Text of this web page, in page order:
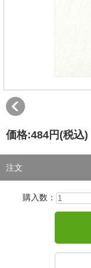
価格:484円 (税込)
注文
購入数：